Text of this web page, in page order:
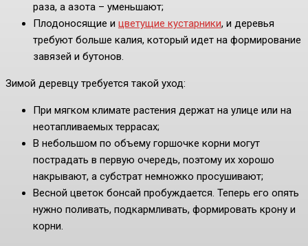
раза, а азота – уменьшают;
Плодоносящие и цветущие кустарники, и деревья
требуют больше калия, который идет на формирование
завязей и бутонов.
Зимой деревцу требуется такой уход:
При мягком климате растения держат на улице или на
неотапливаемых террасах;
В небольшом по объему горшочке корни могут
пострадать в первую очередь, поэтому их хорошо
накрывают, а субстрат немножко просушивают;
Весной цветок бонсай пробуждается. Теперь его опять
нужно поливать, подкармливать, формировать крону и
корни.